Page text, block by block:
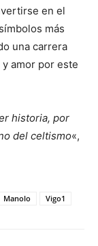
en el
más
una carrera
amor por este
historia, por
del celtismo«,
Manolo Vigo1